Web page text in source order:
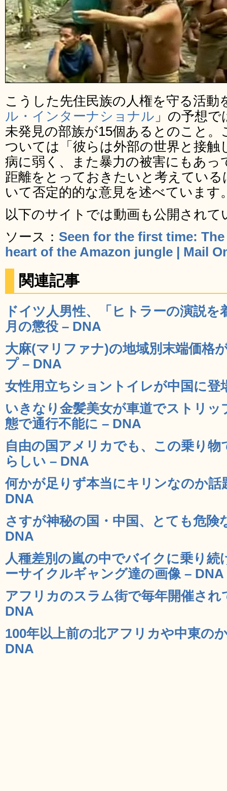
こうした先住民族の人権を守る活動
ル・インターナショナル 」の予想
未発見の部族が15個あるとのこと
ついては「彼らは外部の世界と接
病に弱く、また暴力の被害にもあ
距離をとっておきたいと考えてい
いて否定的的な意見を述べています
以下のサイトでは動画も公開されて
ソース： Seen for the first time:
heart of the Amazon jungle | Mail
関連記事
ドイツ人男性、「ヒトラーの演説
月の懲役 – DNA
大麻(マリファナ)の地域別末端価格
プ – DNA
女性用立ちショントイレが中国に登
いきなり金髪美女が車道でストリッ
態で通行不能に – DNA
自由の国アメリカでも、この乗り
らしい – DNA
何かが足りず本当にキリンなのか話
DNA
さすが神秘の国・中国、とても危険
DNA
人種差別の嵐の中でバイクに乗り
ーサイクルギャング達の画像 – DNA
アフリカのスラム街で毎年開催さ
DNA
100年以上前の北アフリカや中東の
DNA